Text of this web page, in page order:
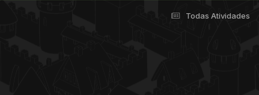
Todas Atividades